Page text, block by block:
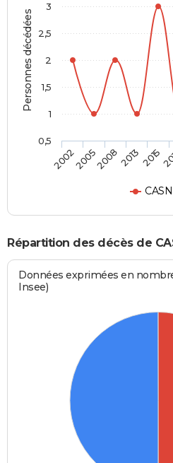
Personnes décédées
20022005200820132015
0,5
1
1,5
2
2,5
3
Répartition des décès de
Données exprimées en
Insee)